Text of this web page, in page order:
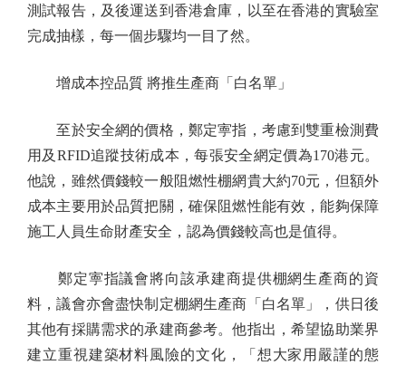
測試報告，及後運送到香港倉庫，以至在香港的實驗室
完成抽樣，每一個步驟均一目了然。
增成本控品質 將推生產商「白名單」
至於安全網的價格，鄭定寕指，考慮到雙重檢測費
用及RFID追蹤技術成本，每張安全網定價為170港元。
他說，雖然價錢較一般阻燃性棚網貴大約70元，但額外
成本主要用於品質把關，確保阻燃性能有效，能夠保障
施工人員生命財產安全，認為價錢較高也是值得。
鄭定寕指議會將向該承建商提供棚網生產商的資
料，議會亦會盡快制定棚網生產商「白名單」，供日後
其他有採購需求的承建商參考。他指出，希望協助業界
建立重視建築材料風險的文化，「想大家用嚴謹的態